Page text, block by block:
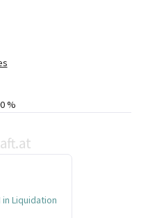
%
in Liquidation